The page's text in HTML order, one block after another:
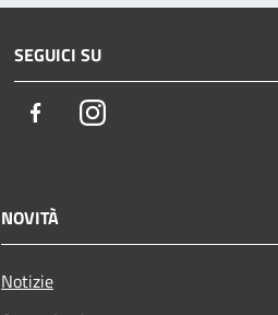
SEGUICI SU
FacebookInstagram
NOVITÀ
Notizie